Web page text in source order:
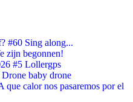
#60 Sing along...
zijn begonnen!
#5 Lollergps
baby drone
que calor nos pasaremos por el